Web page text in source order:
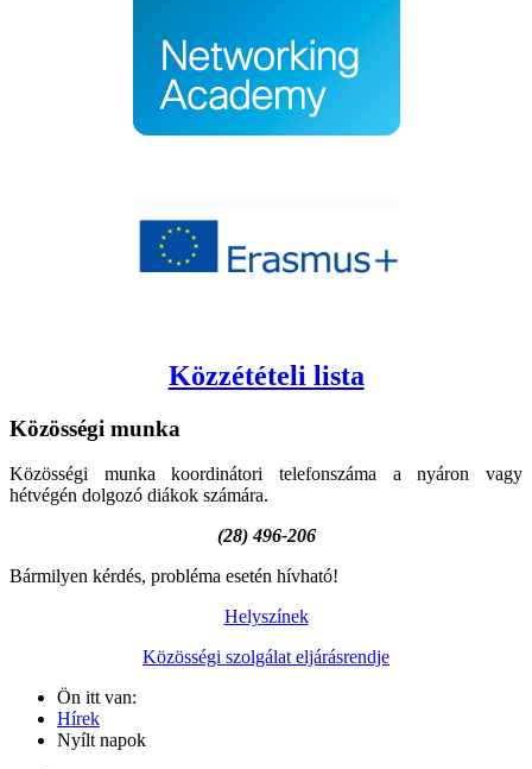
Közzétételi lista
Közösségi munka
Közösségi munka koordinátori telefonszáma a nyáron vagy
hétvégén dolgozó diákok számára.
(28) 496-206
Bármilyen kérdés, probléma esetén hívható!
Helyszínek
Közösségi szolgálat eljárásrendje
Ön itt van:
Hírek
Nyílt napok